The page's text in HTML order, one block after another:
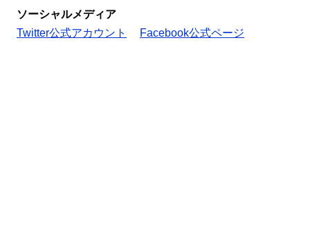
ソーシャルメディア
Twitter公式アカウント
Facebook公式ページ